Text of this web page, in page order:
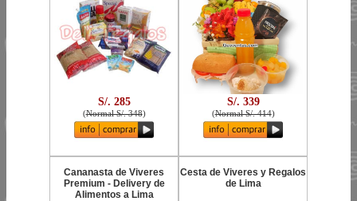
S/. 285
(Normal S/. 348)
S/. 339
(Normal S/. 414)
Cananasta de Viveres
Premium - Delivery de
Alimentos a Lima
Cesta de Viveres y Regalos
de Lima